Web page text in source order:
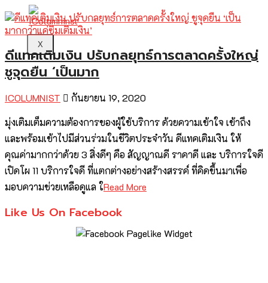
X
ดีแทคเติมเงิน ปรับกลยุทธ์การตลาดครั้งใหญ่
ชูจุดยืน ‘เป็นมาก
ICOLUMNIST
กันยายน 19, 2020
มุ่งเติมเต็มความต้องการของผู้ใช้บริการ ด้วยความเข้าใจ เข้าถึง
และพร้อมเข้าไปมีส่วนร่วมในชีวิตประจำวัน ดีแทคเติมเงิน ให้
คุณค่ามากกว่าด้วย 3 สิ่งดีๆ คือ สัญญาณดี ราคาดี และ บริการใจดี
เปิดโผ 11 บริการใจดี ที่แตกต่างอย่างสร้างสรรค์ ที่คิดขึ้นมาเพื่อ
มอบความช่วยเหลือดูแล ใRead More
Like Us On Facebook